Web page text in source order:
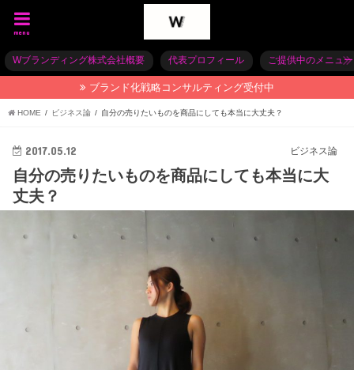
menu
Wブランディング株式会社概要 代表プロフィール ご提供中のメニュー
ブランド化戦略コンサルティング受付中
HOME ビジネス論 自分の売りたいものを商品にしても本当に大丈夫？
ビジネス論
2017.05.12
自分の売りたいものを商品にしても本当に大
丈夫？